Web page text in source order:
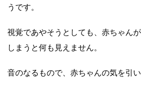
うです。
視覚であやそうとしても、赤ちゃん
しまうと何も見えません。
音のなるもので、赤ちゃんの気を引い